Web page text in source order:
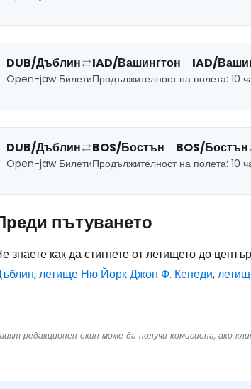
DUB/Дъблин IAD/Вашингтон IAD/
Open-jaw БилетиПродължителност на полета: 10
DUB/Дъблин BOS/Бостън BOS/Бостън
Open-jaw БилетиПродължителност на полета: 10
пътуването
знаете как да стигнете от летището до
,летище Ню Йорк Джон Ф. Кенеди,
редакционен екип може да получи комисиона, ако